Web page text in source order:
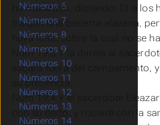
ha mandado, diciendo: Di a los
traigan una becerra alazana,
hayafalta, sobre la cual no se
Num 19:3 Y la daréis al
sacará fuera del campamento,
su presencia.
Num 19:4 Y el sacerdote
con su dedo, y rociará con la
Números 6
Números 7
Números 8
Números 9
Números 10
Números 11
Números 12
Números 13
Números 14